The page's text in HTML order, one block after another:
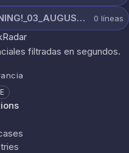
@UP_DAISYCLOUD_CHAMPIONING!_03_AUGUST_7865_ON_CHANNEL.rar 0 líneas
filtradas en segundos.